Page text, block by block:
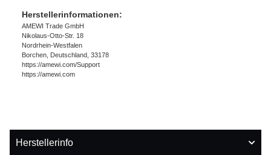
Herstellerinformationen:
AMEWI Trade GmbH
Nikolaus-Otto-Str. 18
Nordrhein-Westfalen
Borchen, Deutschland, 33178
https://amewi.com/Support
https://amewi.com
Herstellerinfo